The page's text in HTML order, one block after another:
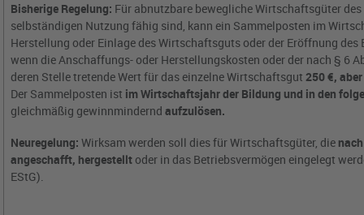
Bisherige Regelung: Für abnutzbare bewegliche Wirtschaftsgüter
selbständigen Nutzung fähig sind, kann ein Sammelposten im
Herstellung oder Einlage des Wirtschaftsguts oder der Eröffnung des
wenn die Anschaffungs- oder Herstellungskosten oder der nach § 6
deren Stelle tretende Wert für das einzelne Wirtschaftsgut 250 €,
Der Sammelposten ist im Wirtschaftsjahr der Bildung und in den
gleichmäßig gewinnminderndaufzulösen.
Neuregelung:Wirksam werden soll dies für Wirtschaftsgüter, die
angeschafft, hergestellt oder in das Betriebsvermögen eingelegt
EStG).